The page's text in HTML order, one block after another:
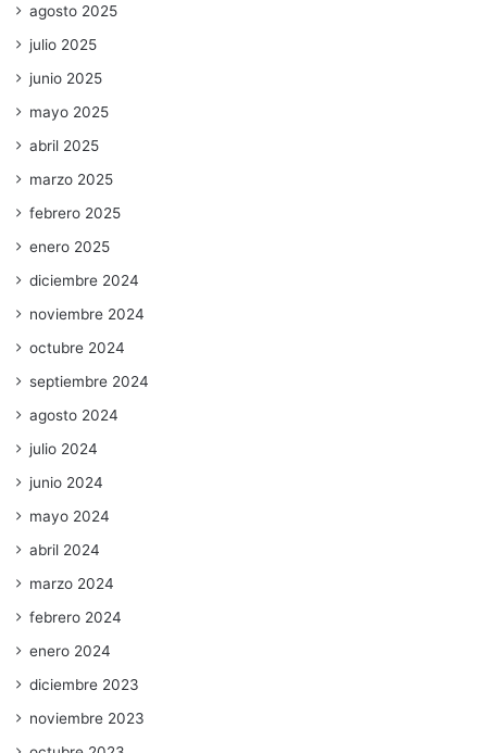
agosto 2025
julio 2025
junio 2025
mayo 2025
abril 2025
marzo 2025
febrero 2025
enero 2025
diciembre 2024
noviembre 2024
octubre 2024
septiembre 2024
agosto 2024
julio 2024
junio 2024
mayo 2024
abril 2024
marzo 2024
febrero 2024
enero 2024
diciembre 2023
noviembre 2023